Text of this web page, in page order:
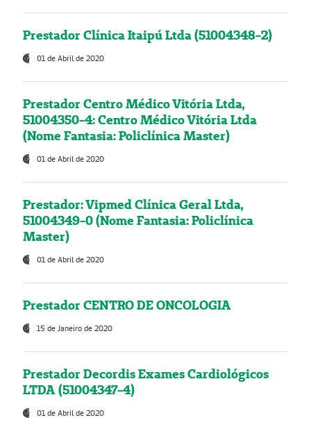
Prestador Clínica Itaipú Ltda (51004348-2)
01 de Abril de 2020
Prestador Centro Médico Vitória Ltda,
51004350-4: Centro Médico Vitória Ltda
(Nome Fantasia: Policlínica Master)
01 de Abril de 2020
Prestador: Vipmed Clínica Geral Ltda,
51004349-0 (Nome Fantasia: Policlínica
Master)
01 de Abril de 2020
Prestador CENTRO DE ONCOLOGIA
15 de Janeiro de 2020
Prestador Decordis Exames Cardiológicos
LTDA (51004347-4)
01 de Abril de 2020